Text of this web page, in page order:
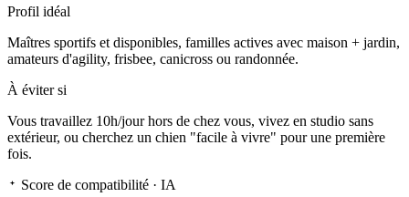
Profil idéal
Maîtres sportifs et disponibles, familles actives avec maison + jardin,
amateurs d'agility, frisbee, canicross ou randonnée.
À éviter si
Vous travaillez 10h/jour hors de chez vous, vivez en studio sans
extérieur, ou cherchez un chien "facile à vivre" pour une première
fois.
Score de compatibilité · IA